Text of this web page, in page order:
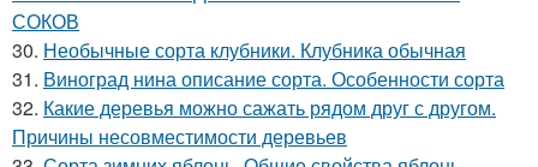
СОКОВ
30. Необычные сорта клубники. Клубника обычная
31. Виноград нина описание сорта. Особенности сорта
32. Какие деревья можно сажать рядом друг с другом.
Причины несовместимости деревьев